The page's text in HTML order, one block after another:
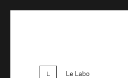
Le Labo